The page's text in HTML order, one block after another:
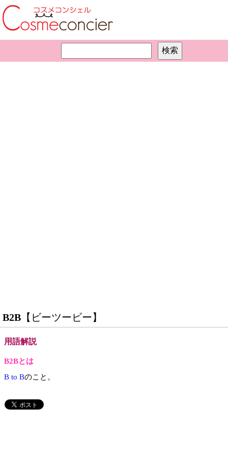
B2B 【ビーツービー】
用語解説
B2Bとは
B to Bのこと。